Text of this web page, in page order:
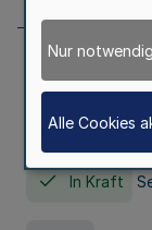
Gesetz
HG)
In Kraft
Nur
Alle Cookies